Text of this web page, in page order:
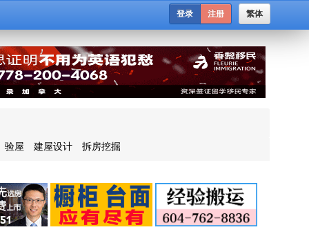
繁体
登录 注册
验屋 建屋设计 拆房挖掘